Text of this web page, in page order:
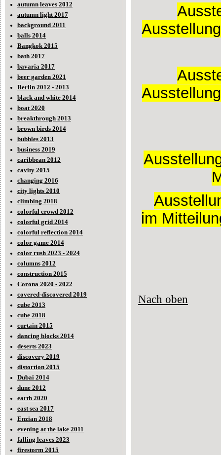
autumn leaves 2012
autumn light 2017
background 2011
balls 2014
Bangkok 2015
bath 2017
bavaria 2017
beer garden 2021
Berlin 2012 - 2013
black and white 2014
boat 2020
breakthrough 2013
brown birds 2014
bubbles 2013
business 2019
caribbean 2012
cavity 2015
changing 2016
city lights 2010
climbing 2018
colorful crowd 2012
colorful grid 2014
colorful reflection 2014
color game 2014
color rush 2023 - 2024
columns 2012
construction 2015
Corona 2020 - 2022
covered-discovered 2019
cube 2013
cube 2018
curtain 2015
dancing blocks 2014
deserts 2023
discovery 2019
distortion 2015
Dubai 2014
dune 2012
earth 2020
east sea 2017
Enzian 2018
evening at the lake 2011
falling leaves 2023
firestorm 2015
im
Nach oben